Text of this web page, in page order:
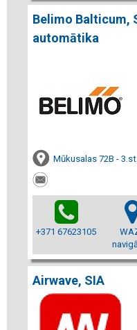
Belimo Balticum,
automātika
Mūkusalas 72B -
+371 67623105
Airwave, SIA